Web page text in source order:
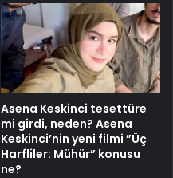
Asena Keskinci tesettüre
mi girdi, neden? Asena
Keskinci’nin yeni filmi ”Üç
Harfliler: Mühür” konusu
ne?